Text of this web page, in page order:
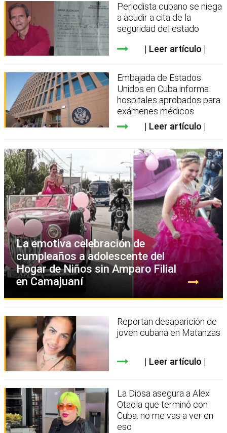
Periodista cubano se niega
a acudir a cita de la
seguridad del estado
Leer artículo
Embajada de Estados
Unidos en Cuba informa
hospitales aprobados para
exámenes médicos
Leer artículo
La emotiva celebración de
cumpleaños a adolescente del
Hogar de Niños sin Amparo Filial
en Camajuaní
Reportan desaparición de
joven cubana en Matanzas
Leer artículo
La Diosa asegura a Alex
Otaola que terminó con
Cuba: no me vas a ver en
eso